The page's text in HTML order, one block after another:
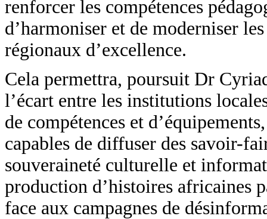
renforcer les compétences
d’harmoniser et de moderniser
régionaux d’excellence.
Cela permettra, poursuit Dr
l’écart entre les institutions
de compétences et
capables de diffuser des savoir-
souveraineté culturelle et
production d’histoires africaines
face aux campagnes de